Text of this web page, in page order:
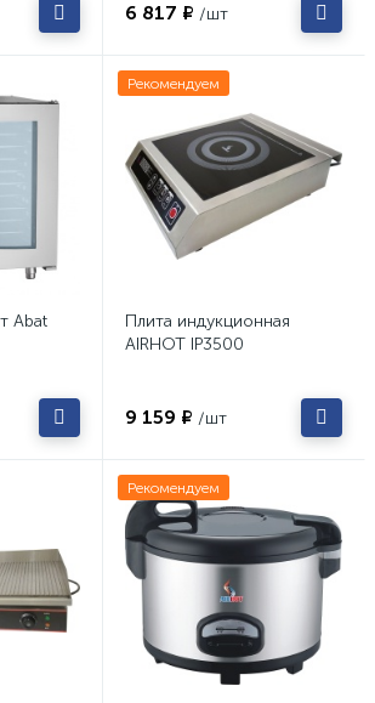
6 817 ₽ /шт
Abat
Рекомендуем
Плита индукционная
AIRHOT IP3500
9 159 ₽ /шт
Рекомендуем